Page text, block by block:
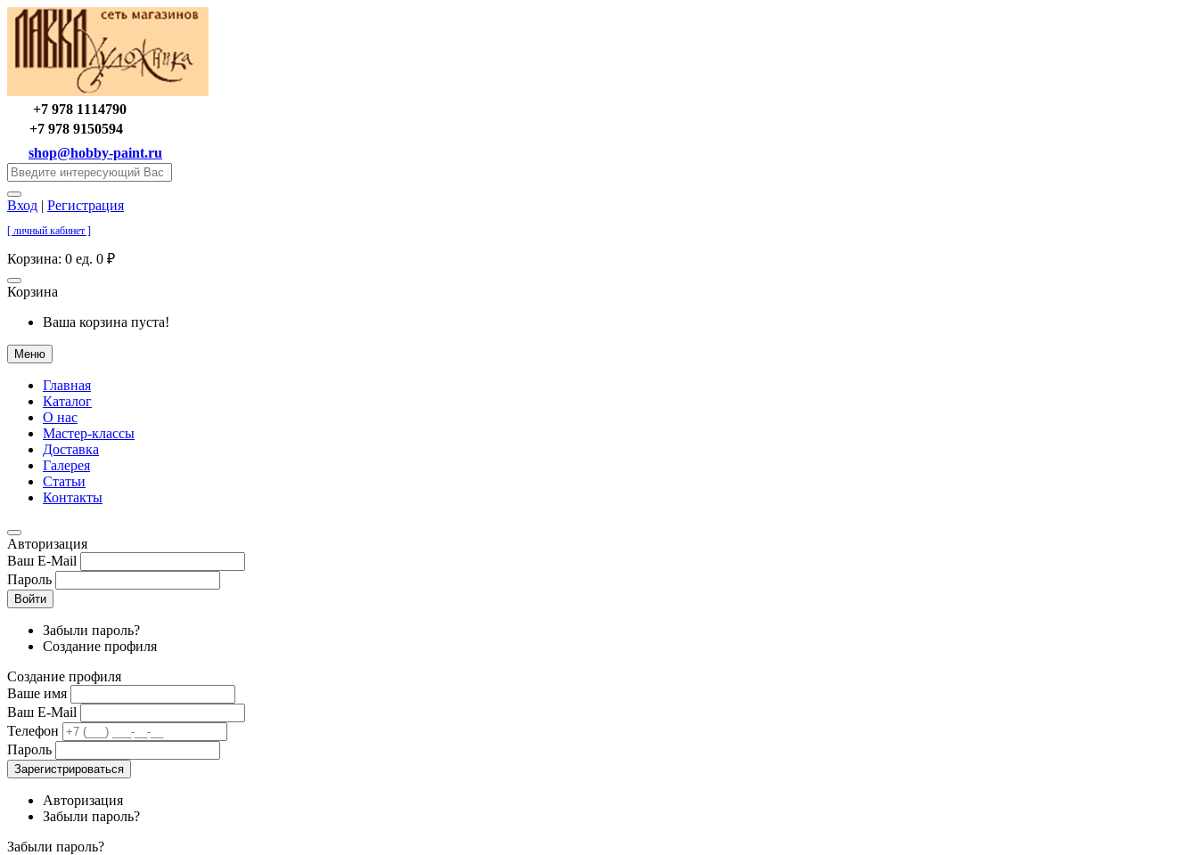
+7 978 1114790
+7 978 9150594
shop@hobby-paint.ru
Вход | Регистрация
[ личный кабинет ]
Корзина: 0 ед. 0 ₽
Корзина
Ваша корзина пуста!
Меню
Главная
Каталог
О нас
Мастер-классы
Доставка
Галерея
Статьи
Контакты
Авторизация
Ваш E-Mail
Пароль
Войти
Забыли пароль?
Создание профиля
Создание профиля
Ваше имя
Ваш E-Mail
Телефон
Пароль
Зарегистрироваться
Авторизация
Забыли пароль?
Забыли пароль?